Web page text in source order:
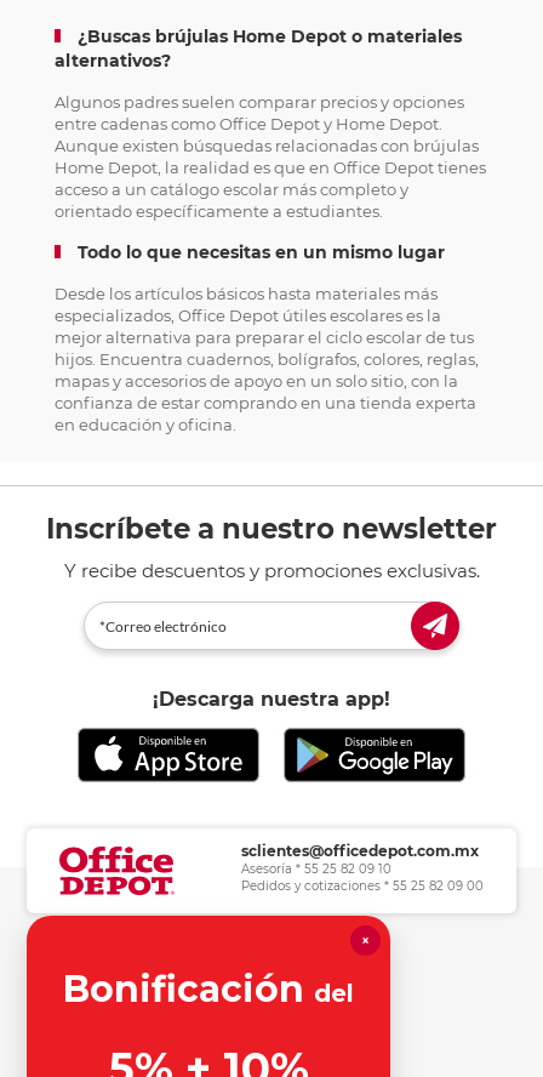
¿Buscas brújulas Home Depot o materiales
alternativos?
Algunos padres suelen comparar precios y opciones
entre cadenas como Office Depot y Home Depot.
Aunque existen búsquedas relacionadas con brújulas
Home Depot, la realidad es que en Office Depot tienes
acceso a un catálogo escolar más completo y
orientado específicamente a estudiantes.
Todo lo que necesitas en un mismo lugar
Desde los artículos básicos hasta materiales más
especializados, Office Depot útiles escolares es la
mejor alternativa para preparar el ciclo escolar de tus
hijos. Encuentra cuadernos, bolígrafos, colores, reglas,
mapas y accesorios de apoyo en un solo sitio, con la
confianza de estar comprando en una tienda experta
en educación y oficina.
Inscríbete a nuestro newsletter
Y recibe descuentos y promociones exclusivas.
¡Descarga nuestra app!
sclientes@officedepot.com.mx
Asesoría * 55 25 82 09 10
Pedidos y cotizaciones * 55 25 82 09 00
Herramientas de consulta
×
Bonificación del